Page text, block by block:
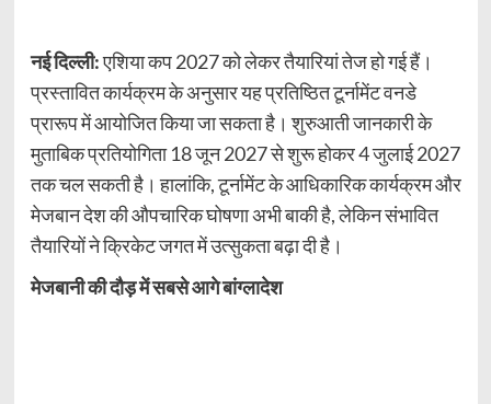
नई दिल्ली:एशिया कप 2027 को लेकर तैयारियां तेज हो गई हैं।
प्रस्तावित कार्यक्रम के अनुसार यह प्रतिष्ठित टूर्नामेंट वनडे
प्रारूप में आयोजित किया जा सकता है। शुरुआती जानकारी के
मुताबिक प्रतियोगिता 18 जून 2027 से शुरू होकर 4 जुलाई 2027
तक चल सकती है। हालांकि, टूर्नामेंट के आधिकारिक कार्यक्रम और
मेजबान देश की औपचारिक घोषणा अभी बाकी है, लेकिन संभावित
तैयारियों ने क्रिकेट जगत में उत्सुकता बढ़ा दी है।
मेजबानी की दौड़ में सबसे आगे बांग्लादेश